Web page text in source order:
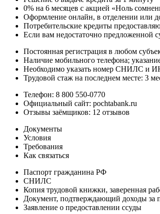
0% на 6 месяцев с акцией «Ноль
Оформление онлайн, в отделении или
Потребительские кредиты
Если вам недостаточно предложенной
Постоянная регистрация в любом
Наличие мобильного телефона;
Необходимо указать номер СНИЛС и
Трудовой стаж на последнем месте: 3
Телефон: 8 800 550-0770
Официальный сайт: pochtabank.ru
Отзывы заёмщиков: 12 отзывов
Документы
Условия
Требования
Как связаться
Паспорт гражданина РФ
СНИЛС
Копия трудовой книжки, заверенная
Документ, подтверждающий доходы за
Заявление о предоставлении ссуды